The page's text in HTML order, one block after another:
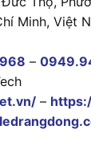
Minh, Việt
–
–